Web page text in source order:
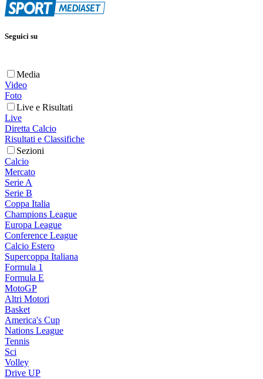
Seguici su
Media
Video
Foto
Live e Risultati
Live
Diretta Calcio
Risultati e Classifiche
Sezioni
Calcio
Mercato
Serie A
Serie B
Coppa Italia
Champions League
Europa League
Conference League
Calcio Estero
Supercoppa Italiana
Formula 1
Formula E
MotoGP
Altri Motori
Basket
America's Cup
Nations League
Tennis
Sci
Volley
Drive UP